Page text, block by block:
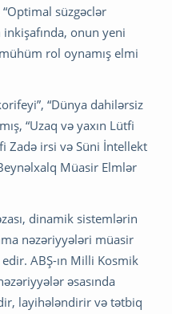
süzgəclər
onun yeni
rol oynamış elmi
“Dünya dahilərsiz
“Uzaq və yaxın Lütfi
Zadə irsi və Süni İntellekt
Müasir Elmlər
dinamik sistemlərin
nəzəriyyələri müasir
ABŞ-ın Milli Kosmik
əsasında
layihələndirir və tətbiq